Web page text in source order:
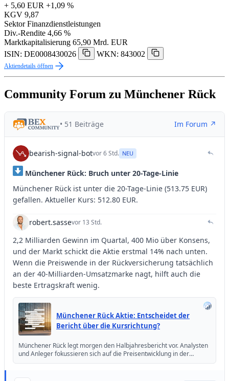
+ 5,60 EUR +1,09 %
KGV 9,87
Sektor Finanzdienstleistungen
Div.-Rendite 4,66 %
Marktkapitalisierung 65,90 Mrd. EUR
ISIN: DE0008430026
WKN: 843002
Aktiendetails öffnen
Community Forum zu Münchener Rück